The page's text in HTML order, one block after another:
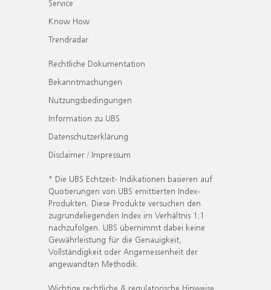
Service
Know How
Trendradar
Rechtliche Dokumentation
Bekanntmachungen
Nutzungsbedingungen
Information zu UBS
Datenschutzerklärung
Disclaimer / Impressum
* Die UBS Echtzeit- Indikationen basieren auf
Quotierungen von UBS emittierten Index-
Produkten. Diese Produkte versuchen den
zugrundeliegenden Index im Verhältnis 1:1
nachzufolgen. UBS übernimmt dabei keine
Gewährleistung für die Genauigkeit,
Vollständigkeit oder Angemessenheit der
angewandten Methodik.